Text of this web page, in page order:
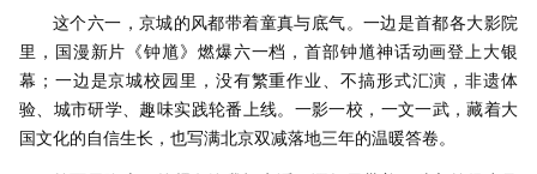
这个六一，京城的风都带着童真与底气。一边是首都各大影院
里，国漫新片《钟馗》燃爆六一档，首部钟馗神话动画登上大银
幕；一边是京城校园里，没有繁重作业、不搞形式汇演，非遗体
验、城市研学、趣味实践轮番上线。一影一校，一文一武，藏着大
国文化的自信生长，也写满北京双减落地三年的温暖答卷。